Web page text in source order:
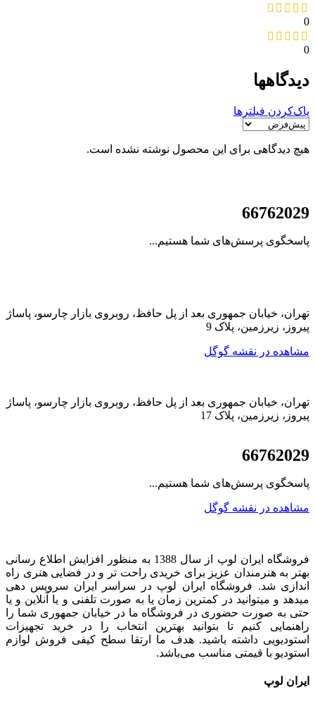
0
0
دیدگاهها
پاک‌کردن فیلترها
هیچ دیدگاهی برای این محصول نوشته نشده است.
66762029
پاسخگوی پرسش‌های شما هستیم...
تهران، خیابان جمهوری بعد از پل حافظ، روبروی بازار چارسو، پاساژ
پیروز، زیرزمین، پلاک 9
مشاهده در نقشه گوگل
تهران، خیابان جمهوری بعد از پل حافظ، روبروی بازار چارسو، پاساژ
پیروز، زیرزمین، پلاک 17
66762029
پاسخگوی پرسش‌های شما هستیم...
مشاهده در نقشه گوگل
فروشگاه ایران لوپ از سال 1388 به منظور افزایش اطلاع رسانی
بهتر به هنرمندان عزیز برای خریدی راحت تر و در فضایی هنری راه
اندازی شد. فروشگاه ایران لوپ در سراسر ایران سرویس دهی
میدهد و میتوانید در کمترین زمان یا به صورت تلفنی و یا آنلاین و یا
حتی به صورت حضوری در فروشگاه ما در خیابان جمهوری شما را
راهنمایی کنیم تا بتوانید بهترین انتخاب را در خرید تجهیزات
استودیویی داشته باشید. هدف ما ارتقا سطح کیفی فروش لوازم
استودیو با قیمتی مناسب می‌باشد.
ایران لوپ